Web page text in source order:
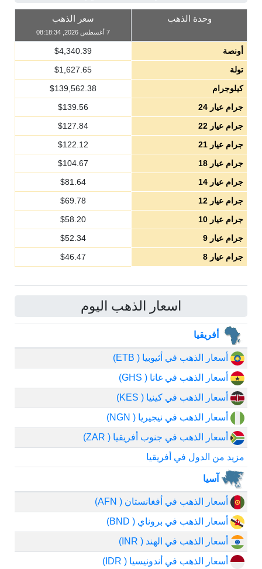
وحدة الذهب سعر الذهب
7 أغسطس 2026, 08:18:34
أونصة $4,340.39
تولة
$1,627.65
كيلوجرام
$139,562.38
جرام عيار 24
$139.56
جرام عيار 22
$127.84
جرام عيار 21
$122.12
جرام عيار 18
$104.67
جرام عيار 14
$81.64
جرام عيار 12
$69.78
جرام عيار 10
$58.20
جرام عيار 9
$52.34
جرام عيار 8
$46.47
اسعار الذهب اليوم
أفريقيا
أسعار الذهب في أثيوبيا ( ETB)
أسعار الذهب في غانا ( GHS)
أسعار الذهب في كينيا ( KES)
أسعار الذهب في نيجيريا ( NGN)
أسعار الذهب في جنوب أفريقيا ( ZAR)
مزيد من الدول في أفريقيا
آسيا
أسعار الذهب في أفغانستان ( AFN)
أسعار الذهب في بروناي ( BND)
أسعار الذهب في الهند ( INR)
أسعار الذهب في أندونيسيا ( IDR)